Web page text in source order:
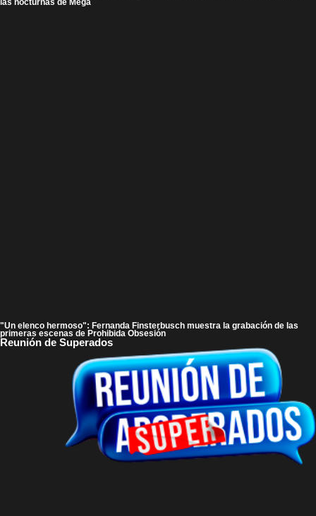
las nocturnas de Mega
"Un elenco hermoso": Fernanda Finsterbusch muestra la grabación de las
primeras escenas de Prohibida Obsesión
Reunión de Superados